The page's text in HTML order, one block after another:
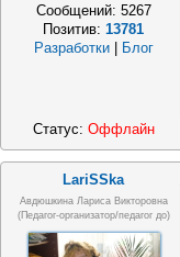
Сообщений: 5267
Позитив:13781
Разработки
Блог
Статус: Оффлайн
LariSSka
Авдюшкина Лариса Викторовна
(Педагог-организатор/педагог до)